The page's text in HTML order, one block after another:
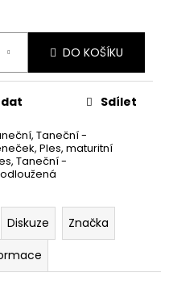
DO KOŠÍKU
, Taneční -
, Ples, maturitní
, Taneční -
Sdílet
Diskuze
Značka